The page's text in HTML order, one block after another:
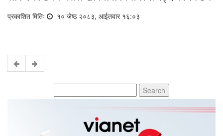
प्रकाशित मितिः १० जेष्ठ २०८३, आईतवार १६:०३
for: